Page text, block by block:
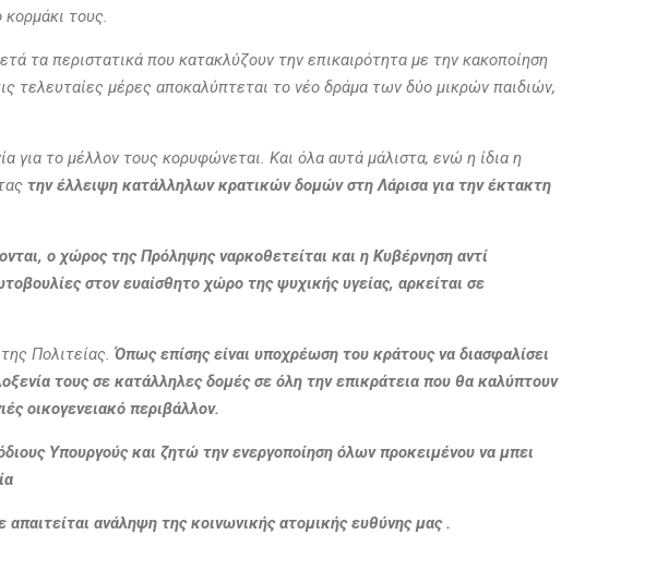
τους.
τα περιστατικά που κατακλύζουν την επικαιρότητα με την κακοποίηση
τελευταίες μέρες αποκαλύπτεται το νέο δράμα των δύο μικρών παιδιών,
για το μέλλον τους κορυφώνεται. Και όλα αυτά μάλιστα, ενώ η ίδια η
την έλλειψη κατάλληλων κρατικών δομών στη Λάρισα για την έκτακτη
ο χώρος της Πρόληψης ναρκοθετείται και η Κυβέρνηση αντί
στον ευαίσθητο χώρο της ψυχικής υγείας, αρκείται σε
Πολιτείας. Όπως επίσης είναι υποχρέωση του κράτους να διασφαλίσει
τους σε κατάλληλες δομές σε όλη την επικράτεια που θα καλύπτουν
οικογενειακό περιβάλλον.
Υπουργούς και ζητώ την ενεργοποίηση όλων προκειμένου να μπει
ανάληψη της κοινωνικής ατομικής ευθύνης μας .